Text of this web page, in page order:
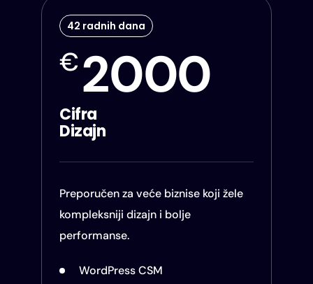
42 radnih dana
€2000
Cifra
Dizajn
Preporučen za veće biznise koji žele
kompleksniji dizajn i bolje
performanse.
WordPress CSM